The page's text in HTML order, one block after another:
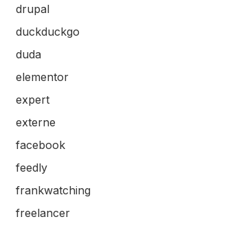
drupal
duckduckgo
duda
elementor
expert
externe
facebook
feedly
frankwatching
freelancer